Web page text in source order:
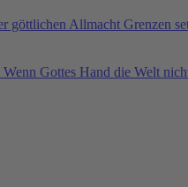
göttlichen Allmacht Grenzen
Gottes Hand die Welt